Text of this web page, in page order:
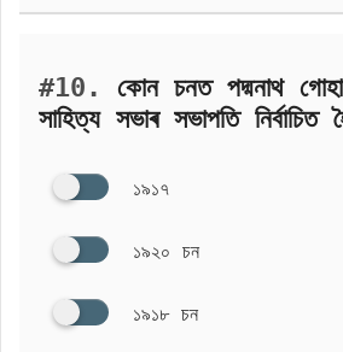
#10.
কোন চনত পদ্মনাথ
সাহিত্য সভাৰ সভাপতি নির্বাচিত
১৯১৭
১৯২০ চন
১৯১৮ চন